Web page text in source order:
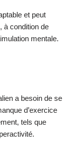
et peut
à condition de
mentale.
a besoin de se
d’exercice
tels que